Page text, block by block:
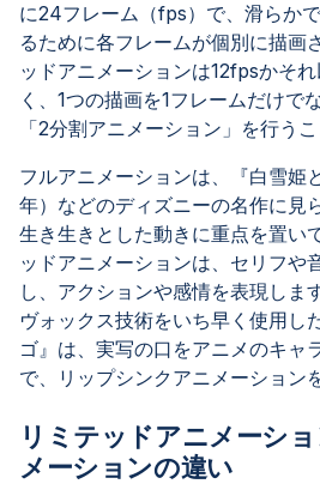
に24フレーム（fps）で、滑らか
るために各フレームが個別に描画
ッドアニメーションは12fpsかそ
く、1つの描画を1フレームだけで
「2分割アニメーション」を行うこ
フルアニメーションは、『白雪姫
年）などのディズニーの名作に見
生き生きとした動きに重点を置い
ッドアニメーションは、セリフや
し、アクションや感情を表現しま
ヴォックス技術をいち早く使用し
ゴ』は、実写の口をアニメのキャ
で、リップシンクアニメーション
リミテッドアニメーシ
メーションの違い